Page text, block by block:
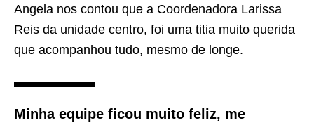
Angela nos contou que a Coordenadora Larissa
Reis da unidade centro, foi uma titia muito querida
que acompanhou tudo, mesmo de longe.
Minha equipe ficou muito feliz, me